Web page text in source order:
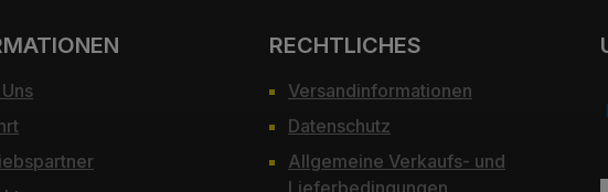
RECHTLICHES
Versandinformationen
Datenschutz
Allgemeine Verkaufs- und